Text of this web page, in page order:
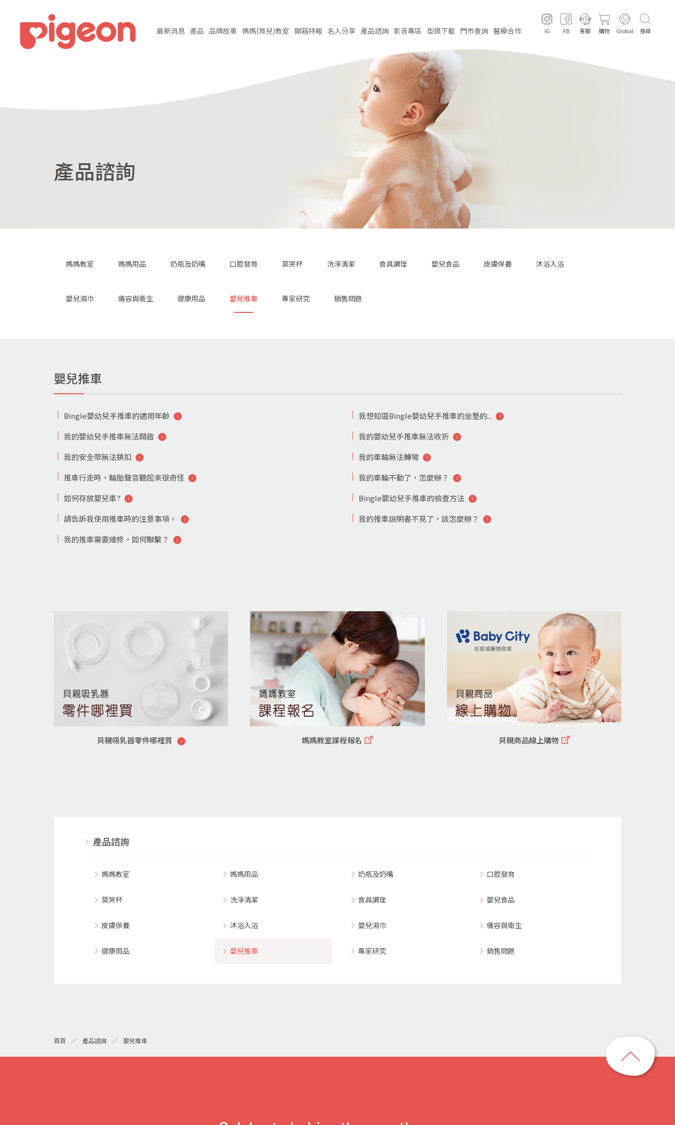
最新消息 產品 品牌故事 媽媽(育兒)教室 開箱特報 名人分享 產品諮詢 影音專區 型錄下載 門市查詢 醫療合作 IG FB 客服 購物 Global 搜尋
產品諮詢
媽媽教室 媽媽用品 奶瓶及奶嘴 口腔發育 莫哭杯 洗淨清潔 食具調理 嬰兒食品 皮膚保養 沐浴入浴
嬰兒濕巾 儀容與衛生 健康用品 嬰兒推車 專家研究 銷售問題
嬰兒推車
Bingle嬰幼兒手推車的適用年齡
我想知道Bingle嬰幼兒手推車的坐墊的...
我的嬰幼兒手推車無法開啟
我的嬰幼兒手推車無法收折
我的安全帶無法鎖扣
我的車輪無法轉彎
推車行走時，輪胎聲音聽起來很奇怪
我的車輪不動了，怎麼辦？
如何存放嬰兒車?
Bingle嬰幼兒手推車的檢查方法
請告訴我使用推車時的注意事項。
我的推車說明書不見了，該怎麼辦？
我的推車需要維修，如何聯繫？
貝親吸乳器零件哪裡買 媽媽教室課程報名 貝親商品線上購物
產品諮詢
媽媽教室 媽媽用品 奶瓶及奶嘴 口腔發育
莫哭杯 洗淨清潔 食具調理 嬰兒食品
皮膚保養 沐浴入浴 嬰兒濕巾 儀容與衛生
健康用品 嬰兒推車 專家研究 銷售問題
首頁 產品諮詢 嬰兒推車
回
到
頁